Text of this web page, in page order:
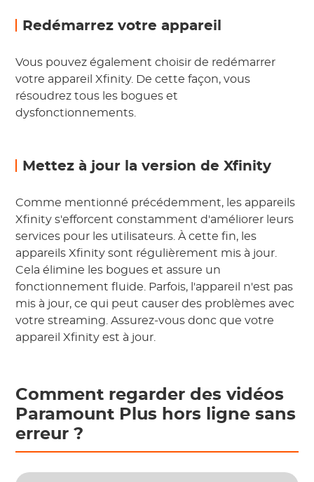
Redémarrez votre appareil
Vous pouvez également choisir de redémarrer
votre appareil Xfinity. De cette façon, vous
résoudrez tous les bogues et
dysfonctionnements.
Mettez à jour la version de Xfinity
Comme mentionné précédemment, les appareils
Xfinity s'efforcent constamment d'améliorer leurs
services pour les utilisateurs. À cette fin, les
appareils Xfinity sont régulièrement mis à jour.
Cela élimine les bogues et assure un
fonctionnement fluide. Parfois, l'appareil n'est pas
mis à jour, ce qui peut causer des problèmes avec
votre streaming. Assurez-vous donc que votre
appareil Xfinity est à jour.
Comment regarder des vidéos
Paramount Plus hors ligne sans
erreur ?